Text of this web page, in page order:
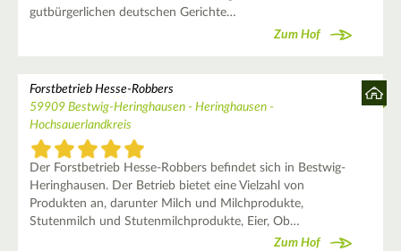
gutbürgerlichen deutschen Gerichte…
Zum Hof
Forstbetrieb Hesse-Robbers
59909 Bestwig-Heringhausen - Heringhausen -
Hochsauerlandkreis
Der Forstbetrieb Hesse-Robbers befindet sich in Bestwig-
Heringhausen. Der Betrieb bietet eine Vielzahl von
Produkten an, darunter Milch und Milchprodukte,
Stutenmilch und Stutenmilchprodukte, Eier, Ob…
Zum Hof